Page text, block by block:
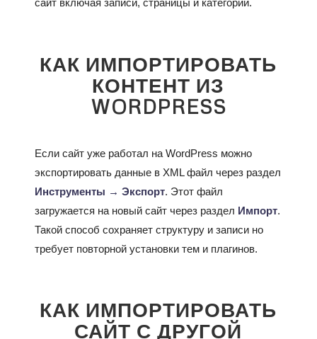
сайт включая записи, страницы и категории.
КАК ИМПОРТИРОВАТЬ
КОНТЕНТ ИЗ
WORDPRESS
Если сайт уже работал на WordPress можно
экспортировать данные в XML файл через раздел
Инструменты → Экспорт. Этот файл
загружается на новый сайт через раздел Импорт.
Такой способ сохраняет структуру и записи но
требует повторной установки тем и плагинов.
КАК ИМПОРТИРОВАТЬ
САЙТ С ДРУГОЙ